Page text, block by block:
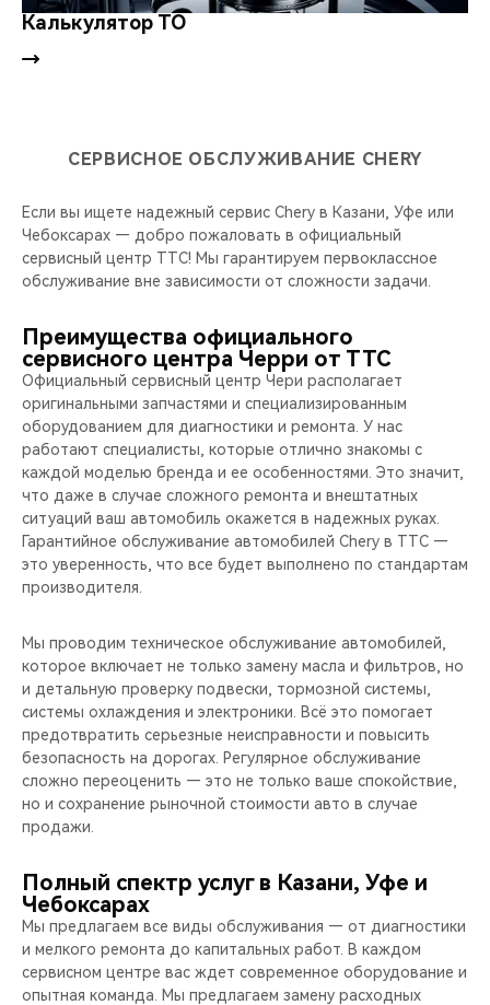
Калькулятор ТО
СЕРВИСНОЕ ОБСЛУЖИВАНИЕ CHERY
Если вы ищете надежный сервис Chery в Казани, Уфе или
Чебоксарах — добро пожаловать в официальный
сервисный центр ТТС! Мы гарантируем первоклассное
обслуживание вне зависимости от сложности задачи.
Преимущества официального
сервисного центра Черри от ТТС
Официальный сервисный центр Чери располагает
оригинальными запчастями и специализированным
оборудованием для диагностики и ремонта. У нас
работают специалисты, которые отлично знакомы с
каждой моделью бренда и ее особенностями. Это значит,
что даже в случае сложного ремонта и внештатных
ситуаций ваш автомобиль окажется в надежных руках.
Гарантийное обслуживание автомобилей Chery в ТТС —
это уверенность, что все будет выполнено по стандартам
производителя.
Мы проводим техническое обслуживание автомобилей,
которое включает не только замену масла и фильтров, но
и детальную проверку подвески, тормозной системы,
системы охлаждения и электроники. Всё это помогает
предотвратить серьезные неисправности и повысить
безопасность на дорогах. Регулярное обслуживание
сложно переоценить — это не только ваше спокойствие,
но и сохранение рыночной стоимости авто в случае
продажи.
Полный спектр услуг в Казани, Уфе и
Чебоксарах
Мы предлагаем все виды обслуживания — от диагностики
и мелкого ремонта до капитальных работ. В каждом
сервисном центре вас ждет современное оборудование и
опытная команда. Мы предлагаем замену расходных